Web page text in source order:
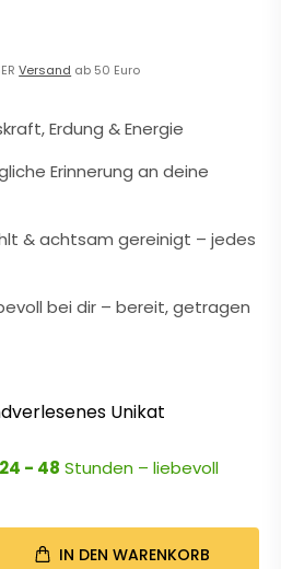
Versand ab 50 Euro
Erdung & Energie
Erinnerung an deine
& achtsam gereinigt – jedes
bei dir – bereit, getragen
Unikat
24 - 48 Stunden – liebevoll
IN DEN WARENKORB